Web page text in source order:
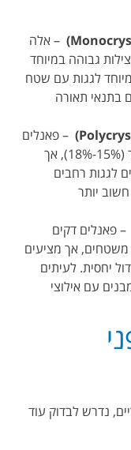
–אלה
גבוהה במיוחד
במיוחד לגגות עם שטח
בתנאי תאורה
–פאנלים
כחולים עם נצילות מעט נמוכה יותר (15%-18%), אך
לגגות רחבים
יותר
–פאנלים דקים
משטחים, אך מציעים
יחסית. לעיתים
עם אילוצי
נדרש לבדוק עוד